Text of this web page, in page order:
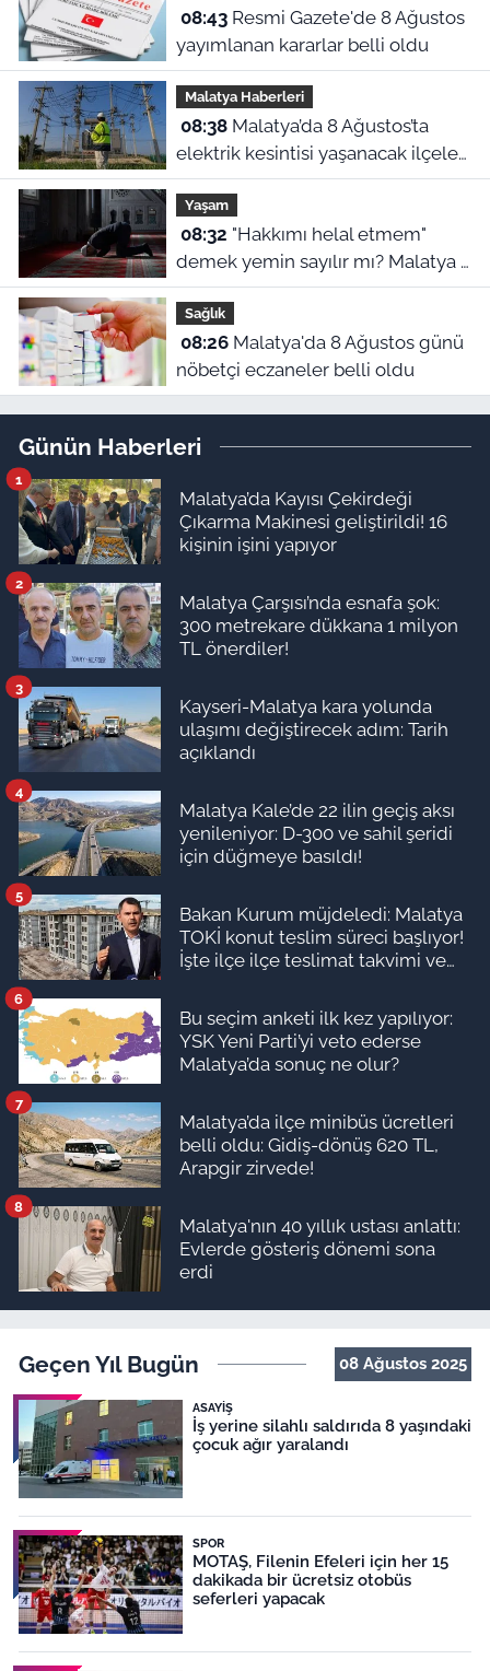
08:43Resmi Gazete'de 8 Ağustos
yayımlanan kararlar belli oldu
Malatya Haberleri
08:38Malatya’da 8 Ağustos’ta
elektrik kesintisi yaşanacak ilçeler
ve mahalleler
Yaşam
08:32
demek yemin sayılır mı? Malatya 8
Ağustos namaz vakitleri
Sağlık
08:26Malatya'da 8 Ağustos günü
nöbetçi eczaneler belli oldu
Günün Haberleri
Malatya’da Kayısı Çekirdeği
Çıkarma Makinesi geliştirildi! 16
kişinin işini yapıyor
1
Malatya Çarşısı’nda esnafa şok:
300 metrekare dükkana 1 milyon
TL önerdiler!
2
Kayseri-Malatya kara yolunda
ulaşımı değiştirecek adım: Tarih
açıklandı
3
Malatya Kale’de 22 ilin geçiş aksı
yenileniyor: D-300 ve sahil şeridi
için düğmeye basıldı!
4
Bakan Kurum müjdeledi: Malatya
TOKİ konut teslim süreci başlıyor!
İşte ilçe ilçe teslimat takvimi ve
5
Bu seçim anketi ilk kez yapılıyor:
YSK Yeni Parti’yi veto ederse
Malatya’da sonuç ne olur?
6
Malatya’da ilçe minibüs ücretleri
belli oldu: Gidiş-dönüş 620 TL,
Arapgir zirvede!
7
Malatya'nın 40 yıllık ustası anlattı:
Evlerde gösteriş dönemi sona
erdi
8
Geçen Yıl Bugün 08 Ağustos 2025
ASAYIŞ
İş yerine silahlı saldırıda 8 yaşındaki
çocuk ağır yaralandı
SPOR
MOTAŞ, Filenin Efeleri için her 15
dakikada bir ücretsiz otobüs
seferleri yapacak